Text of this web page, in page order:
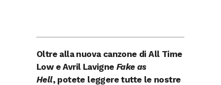
Oltre alla nuova canzone di All Time
Low e Avril Lavigne Fake as
Hell, potete leggere tutte le nostre